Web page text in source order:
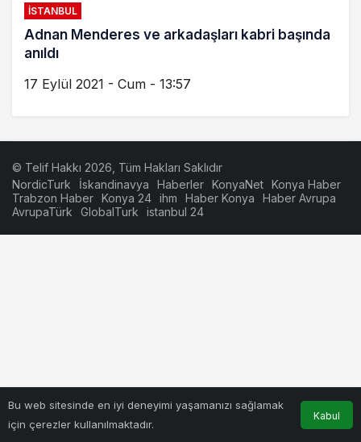
İSTANBUL
Adnan Menderes ve arkadaşları kabri başında
anıldı
17 Eylül 2021 - Cum - 13:57
Bu web sitesinde en iyi deneyimi yaşamanızı sağlamak
için çerezler kullanılmaktadır.
Kabul
© Telif Hakkı 2026, Tüm Hakları Saklıdır
NordicTurk
İskandinavya Haberler KonyaNet Konya Haber
Trabzon Haber Konya 24 ihm Haber Konya
Haber Avrupa
AvrupaTürk
GlobalTurk istanbul 24